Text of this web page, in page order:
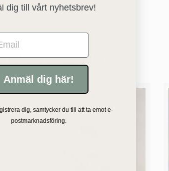
också gillar
dig till vårt nyhetsbrev!
Anmäl dig här!
dig, samtycker du till att ta emot e-
postmarknadsföring.